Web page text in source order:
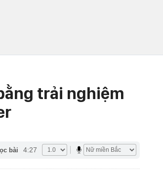
trải nghiệm
bài 4:27